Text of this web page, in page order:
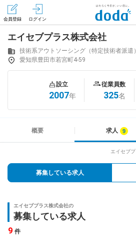
会員登録 ログイン
会員登録（無料）
はじめて
求人を紹介してもらう
知りたい・聞きたい
専門サイト
エイセブプラス株式会社
技術系アウトソーシング（特定技術者派遣）
愛知県豊田市若宮町4-59
設立
2007年
従業員数
325名
概要 求人
エイセブ
募集している求人
エイセブプラス株式会社の
募集している求人
9 件